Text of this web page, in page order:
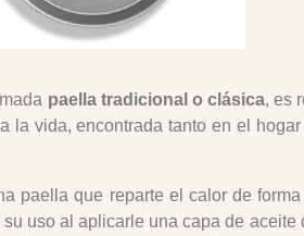
paella tradicional o clásica, es
la vida, encontrada tanto en el
paella que reparte el calor de
uso al aplicarle una capa de aceite